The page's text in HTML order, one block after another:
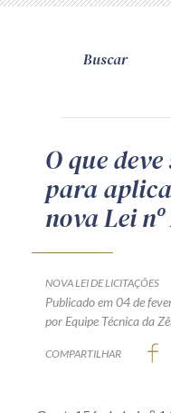
Guia de
O que
para
nova Lei
NOVA LEI DE LICITAÇÕES
Publicado em 04 de
por Equipe Técnica da
COMPARTILHAR